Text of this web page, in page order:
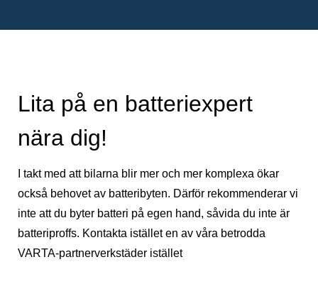
Lita på en batteriexpert
nära dig!
I takt med att bilarna blir mer och mer komplexa ökar
också behovet av batteribyten. Därför rekommenderar vi
inte att du byter batteri på egen hand, såvida du inte är
batteriproffs. Kontakta istället en av våra betrodda
VARTA-partnerverkstäder istället